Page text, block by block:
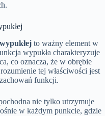
to ważny element w
wypukła charakteryzuje
co oznacza, że w obrębie
tej właściwości jest
funkcji.
nie tylko utrzymuje
w każdym punkcie, gdzie